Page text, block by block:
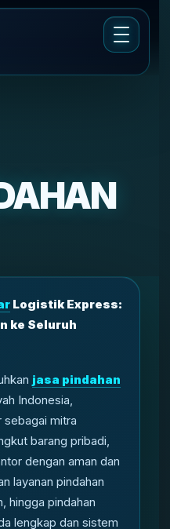
Ongkir
Pengiriman
Cek Resi
Logistik Express:
ke Seluruh
jasa pindahan
Indonesia,
sebagai mitra
barang pribadi,
dengan aman dan
layanan pindahan
hingga pindahan
lengkap dan sistem